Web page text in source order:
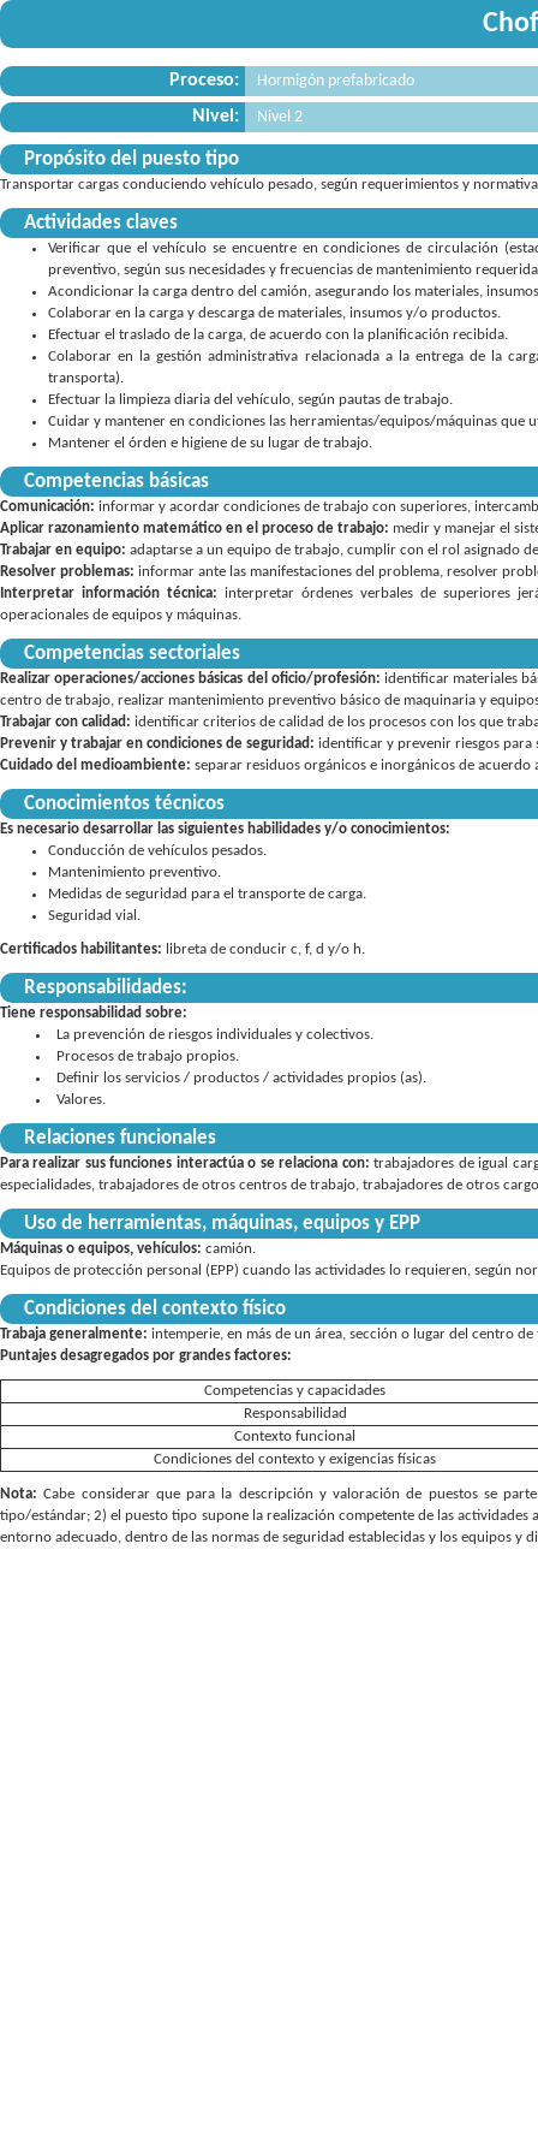
Proceso: Hormigón prefabricado
Nivel: Nivel 2
Propósito del puesto tipo
Transportar cargas conduciendo vehículo pesado, según requerimientos y
Actividades claves
Verificar que el vehículo se encuentre en condiciones de circulación
preventivo, según sus necesidades y frecuencias de mantenimiento
Acondicionar la carga dentro del camión, asegurando los materiales,
Colaborar en la carga y descarga de materiales, insumos y/o productos.
Efectuar el traslado de la carga, de acuerdo con la planificación recibida.
Colaborar en la gestión administrativa relacionada a la entrega de la
transporta).
Efectuar la limpieza diaria del vehículo, según pautas de trabajo.
Cuidar y mantener en condiciones las herramientas/equipos/máquinas que
Mantener el órden e higiene de su lugar de trabajo.
Competencias básicas
Comunicación: informar y acordar condiciones de trabajo con superiores,
Aplicar razonamiento matemático en el proceso de trabajo: medir y manejar el
Trabajar en equipo: adaptarse a un equipo de trabajo, cumplir con el rol asignado
Resolver problemas: informar ante las manifestaciones del problema, resolver
Interpretar información técnica: interpretar órdenes verbales de superiores
operacionales de equipos y máquinas
Competencias sectoriales
Realizar operaciones/acciones básicas del oficio/profesión: identificar materiales
centro de trabajo realizar mantenimiento preventivo básico de maquinaria y
Trabajar con calidad: identificar criterios de calidad de los procesos con los que
Prevenir y trabajar en condiciones de seguridad: identificar y prevenir riesgos para
Cuidado del medioambiente: separar residuos orgánicos e inorgánicos de
Conocimientos técnicos
Es necesario desarrollar las siguientes habilidades y/o conocimientos:
Conducción de vehículos pesados.
Mantenimiento preventivo.
Medidas de seguridad para el transporte de carga.
Seguridad vial.
Certificados habilitantes: libreta de conducir c, f, d y/o h
Responsabilidades:
Tiene responsabilidad sobre:
La prevención de riesgos individuales y colectivos
Procesos de trabajo propios
Definir los servicios / productos / actividades propios (as)
Valores
Relaciones funcionales
Para realizar sus funciones interactúa o se relaciona con:trabajadores de igual
especialidades, trabajadores de otros centros de trabajo, trabajadores de otros
Uso de herramientas, máquinas, equipos y EPP
Máquinas o equipos, vehículos: camión
Equipos de protección personal (EPP) cuando las actividades lo requieren, según
Condiciones del contexto físico
Trabaja generalmente: intemperie, en más de un área, sección o lugar del centro
Puntajes desagregados por grandes factores:
Competencias y capacidades
Responsabilidad
Contexto funcional
Condiciones del contexto y exigencias físicas
Nota:Cabe considerar que para la descripción y valoración de puestos se
tipo/estándar; 2) el puesto tipo supone la realización competente de las
entorno adecuado, dentro de las normas de seguridad establecidas y los equipos y